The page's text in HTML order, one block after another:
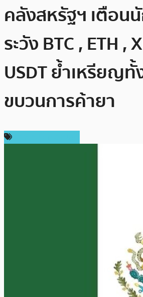
คลังสหรัฐฯ เตือน
ระวัง BTC , ETH ,
USDT ย้ำเหรียญทั้
ขบวนการค้ายา